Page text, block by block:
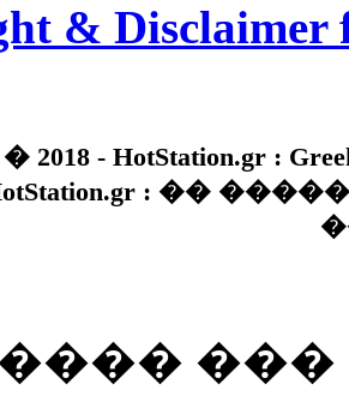
& Disclaimer
� 2018 - HotStation.gr :
HotStation.gr : ��